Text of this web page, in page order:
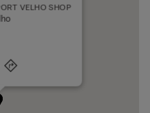
VELHO SHOP